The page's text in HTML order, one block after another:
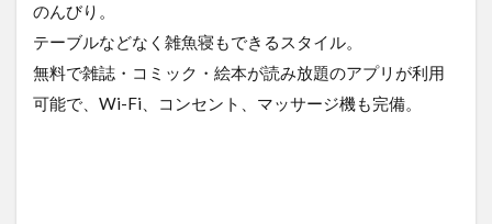
のんびり。
テーブルなどなく雑魚寝もできるスタイル。
無料で雑誌・コミック・絵本が読み放題のアプリが利用
可能で、Wi-Fi、コンセント、マッサージ機も完備。